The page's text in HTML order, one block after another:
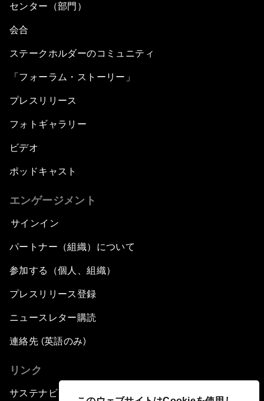
センター（部門）
会合
ステークホルダーのコミュニティ
「フォーラム・ストーリー」
プレスリリース
フォトギャラリー
ビデオ
ポッドキャスト
エンゲージメント
サインイン
パートナー（組織）について
参加する（個人、組織）
プレスリリース登録
ニュースレター購読
連絡先 (英語のみ)
リンク
サステナビリティへの取り組み